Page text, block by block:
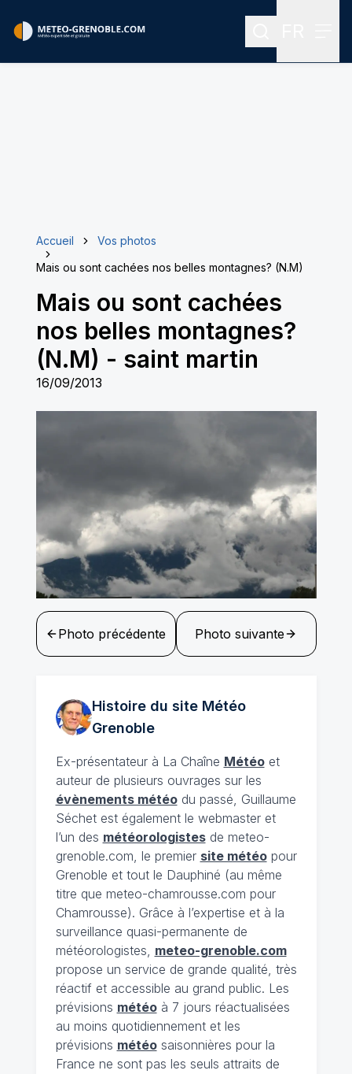
Rechercher
Accueil
Vos photos
Mais ou sont cachées nos belles montagnes? (N.M)
Mais ou sont cachées
nos belles montagnes?
(N.M) - saint martin
16/09/2013
Photo précédente Photo suivante
Histoire du site Météo
Grenoble
Ex-présentateur à La Chaîne Météoet
auteur de plusieurs ouvrages sur les
évènements météodu passé, Guillaume
Séchet est également le webmaster et
l’un des météorologistesde meteo-
grenoble.com, le premier site météopour
Grenoble et tout le Dauphiné (au même
titre que meteo-chamrousse.com pour
Chamrousse). Grâce à l’expertise et à la
surveillance quasi-permanente de
météorologistes, meteo-grenoble.com
propose un service de grande qualité, très
réactif et accessible au grand public. Les
prévisions météoà 7 jours réactualisées
au moins quotidiennement et les
prévisions météosaisonnières pour la
France ne sont pas les seuls attraits de